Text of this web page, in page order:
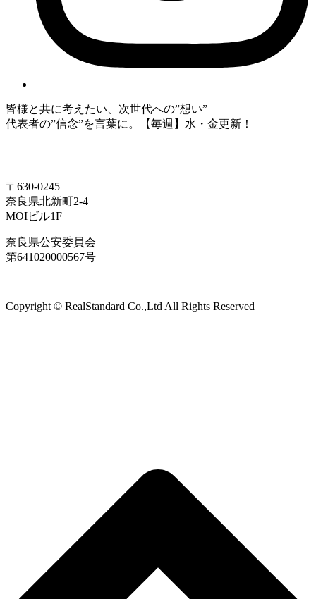
皆様と共に考えたい、次世代への”想い”
代表者の”信念”を言葉に。【毎週】水・金更新！
〒630-0245
奈良県北新町2-4
MOIビル1F
奈良県公安委員会
第641020000567号
Copyright © RealStandard Co.,Ltd All Rights Reserved